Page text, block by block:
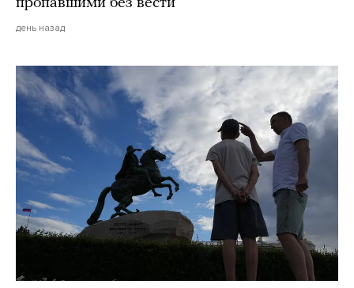
пропавшими без вести
день назад